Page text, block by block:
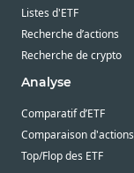
Listes d'ETF
Recherche d’actions
Recherche de crypto
Analyse
Comparatif d’ETF
Comparaison d'actions
Top/Flop des ETF